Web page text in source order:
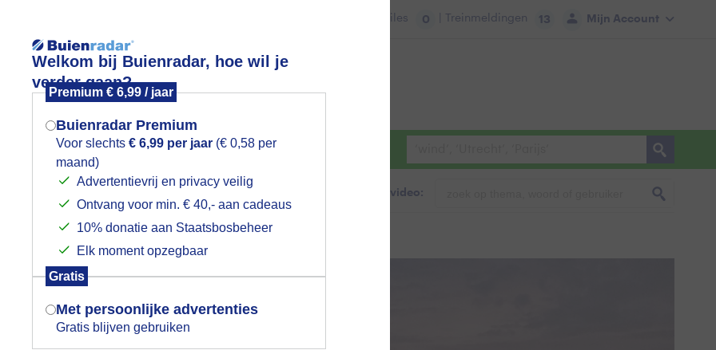
Welkom bij Buienradar, hoe wil je
verder gaan?
Premium € 6,99 / jaar
Buienradar Premium
Voor slechts € 6,99 per jaar (€ 0,58 per
maand)
Advertentievrij en privacy veilig
Ontvang voor min. € 40,- aan cadeaus
10% donatie aan Staatsbosbeheer
Elk moment opzegbaar
Gratis
Met persoonlijke advertenties
Gratis blijven gebruiken
Mijn Account
Files 0 | Treinmeldingen 13
Foto en video Weerzine
Zoeken in foto & video:
Mogen we je locatie gebruiken voor
het weer?
Indien je hier nog geen akkoord op hebt
gegeven, verschijnt er zo een pop-up uit
je browser waarin deze toestemming
gevraagd wordt.